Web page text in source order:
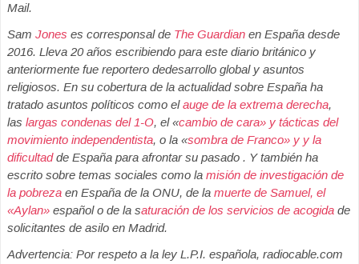
Mail.
Sam Jones es corresponsal de The Guardian en España desde
2016. Lleva 20 años escribiendo para este diario británico y
anteriormente fue reportero dedesarrollo global y asuntos
religiosos. En su cobertura de la actualidad sobre España ha
tratado asuntos políticos como elauge de la extrema derecha,
las largas condenas del 1-O, el «cambio de cara» y tácticas del
movimiento independentista, o la «sombra de Franco» y y la
dificultadde España para afrontar su pasado . Y también ha
escrito sobre temas sociales como la misión de investigación de
la pobreza en España de la ONU, de la muerte de Samuel, el
«Aylan» español o de la saturación de los servicios de acogida de
solicitantes de asilo en Madrid.
Advertencia: Por respeto a la ley L.P.I. española, radiocable.com